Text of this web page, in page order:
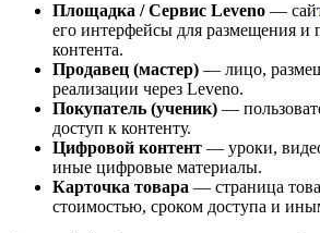
Площадка / Сервис Leveno —
его интерфейсы для размещения и
контента.
Продавец (мастер) — лицо,
реализации через Leveno.
Покупатель (ученик) —
доступ к контенту.
Цифровой контент — уроки,
иные цифровые материалы.
Карточка товара — страница
стоимостью, сроком доступа и